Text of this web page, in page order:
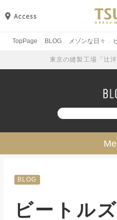
TopPage BLOG メゾンな日々
東京の縫製工場「辻
勉強
BLOG
ビートルズ